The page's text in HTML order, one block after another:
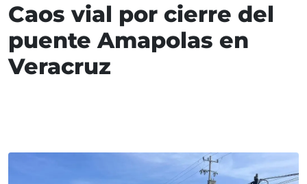
Caos vial por cierre del
puente Amapolas en
Veracruz